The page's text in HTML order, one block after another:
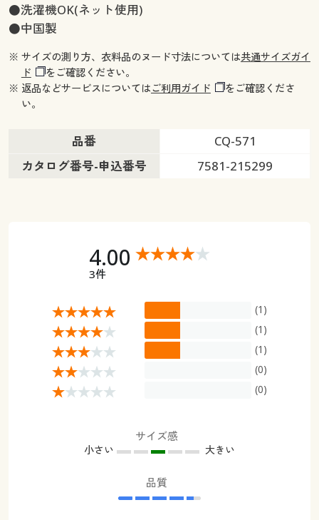
●洗濯機OK(ネット使用)
●中国製
※ サイズの測り方、衣料品のヌード寸法については共通サイズガイ
ド
をご確認ください。
※ 返品などサービスについてはご利用ガイド
をご確認くださ
い。
品番
CQ-571
カタログ番号-申込番号
7581-215299
4.00
3件
(1)
(1)
(1)
(0)
(0)
サイズ感
小さい 大きい
品質